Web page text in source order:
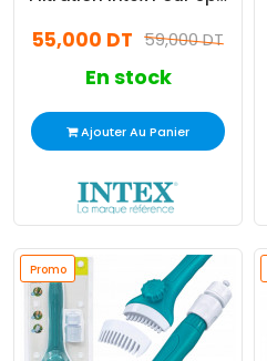
59,000 DT
55,000 DT
En stock
Ajouter Au Panier
Promo